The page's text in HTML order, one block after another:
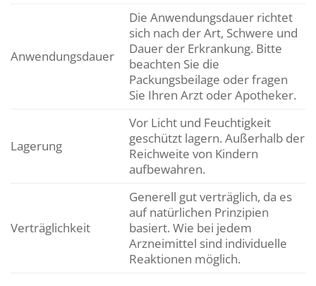
Anwendungsdauer
Die Anwendungsdauer richtet
sich nach der Art, Schwere und
Dauer der Erkrankung. Bitte
beachten Sie die
Packungsbeilage oder fragen
Sie Ihren Arzt oder Apotheker.
Lagerung
Vor Licht und Feuchtigkeit
geschützt lagern. Außerhalb der
Reichweite von Kindern
aufbewahren.
Verträglichkeit
Generell gut verträglich, da es
auf natürlichen Prinzipien
basiert. Wie bei jedem
Arzneimittel sind individuelle
Reaktionen möglich.